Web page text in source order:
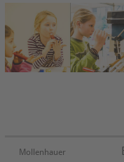
Mollenhauer